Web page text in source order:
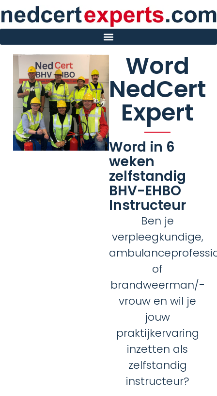
Word
NedCert
Expert
Word in 6
weken
zelfstandig
BHV-EHBO
Instructeur
Ben je
verpleegkundige,
of
brandweerman/-
vrouw en wil je
jouw
praktijkervaring
inzetten als
zelfstandig
instructeur?